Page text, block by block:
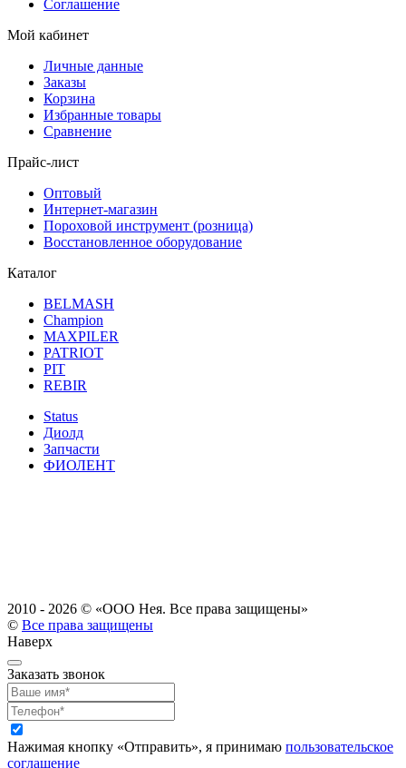
Соглашение
Мой кабинет
Личные данные
Заказы
Корзина
Избранные товары
Сравнение
Прайс-лист
Оптовый
Интернет-магазин
Пороховой инструмент (розница)
Восстановленное оборудование
Каталог
BELMASH
Champion
MAXPILER
PATRIOT
PIT
REBIR
Status
Диолд
Запчасти
ФИОЛЕНТ
2010 - 2026 © «ООО Нея. Все права защищены»
© Все права защищены
Наверх
Заказать звонок
Нажимая кнопку «Отправить», я принимаю пользовательское
соглашение